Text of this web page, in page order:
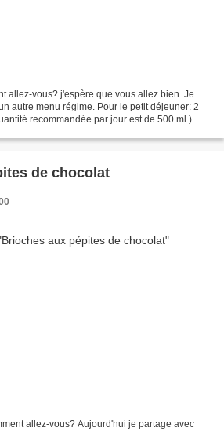
allez-vous? j'espère que vous allez bien. Je
autre menu régime. Pour le petit déjeuner: 2
recommandée par jour est de 500 ml ). Et
de chocolat
allez-vous? Aujourd'hui je partage avec